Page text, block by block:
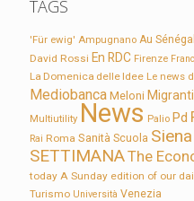
TAGS
'Für ewig' Ampugnano Au Sénégal
David Rossi En RDC Firenze
La Domenica delle Idee Le news
Mediobanca Meloni Migranti
Multiutility News Palio Pd
Rai Roma Sanità Scuola Siena
SETTIMANAThe
today A Sunday edition of our
Turismo Università Venezia